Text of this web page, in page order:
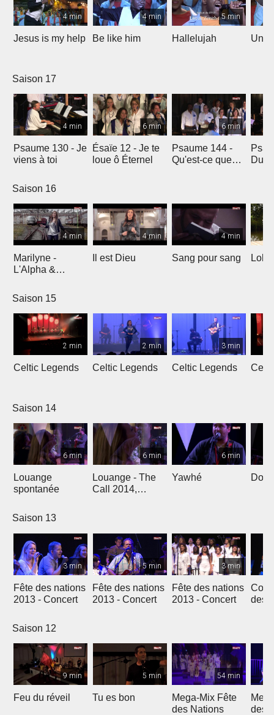
4 min
Jesus is my help
4 min
Be like him
5 min
Hallelujah Un
Saison 17
4 min
Psaume 130 - Je
viens à toi
6 min
Ésaïe 12 - Je te
loue ô Éternel
6 min
Psaume 144 -
Qu'est-ce que
Du
Saison 16
4 min
Marilyne -
L'Alpha &
4 min
Il est Dieu
4 min
Sang pour sang Lola
Saison 15
2 min
Celtic Legends
2 min
Celtic Legends
3 min
Celtic Legends
Saison 14
6 min
Louange
spontanée
6 min
Louange - The
Call 2014,
6 min
Yawhé
Saison 13
3 min
Fête des nations
2013 - Concert
5 min
Fête des nations
2013 - Concert
3 min
Fête des nations
2013 - Concert
des
Saison 12
9 min
Feu du réveil
5 min
Tu es bon
54 min
Mega-Mix Fête
des Nations
des